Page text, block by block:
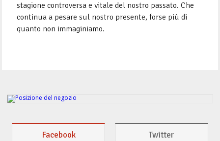
stagione controversa e vitale del nostro passato. Che
continua a pesare sul nostro presente, forse più di
quanto non immaginiamo.
Facebook Twitter